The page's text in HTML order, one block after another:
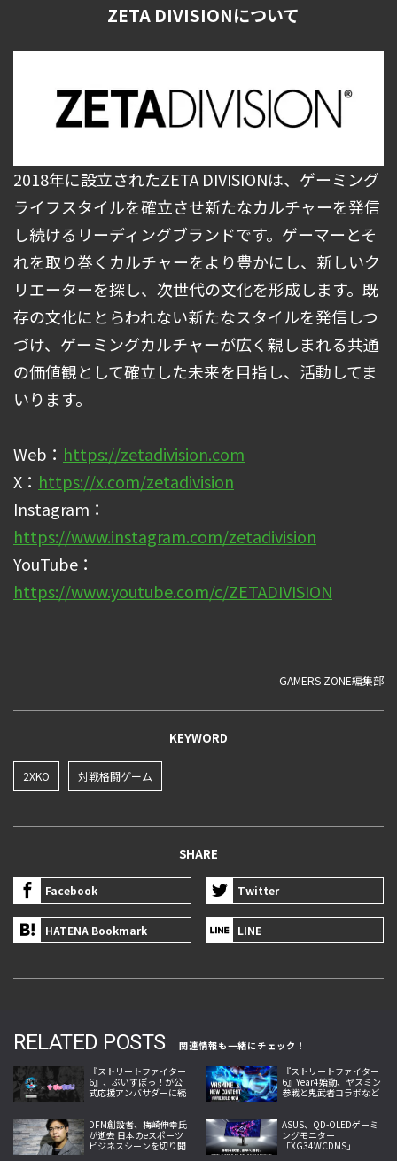
ZETA DIVISIONについて
2018年に設立されたZETA DIVISIONは、ゲーミング
ライフスタイルを確立させ新たなカルチャーを発信
し続けるリーディングブランドです。ゲーマーとそ
れを取り巻くカルチャーをより豊かにし、新しいク
リエーターを探し、次世代の文化を形成します。既
存の文化にとらわれない新たなスタイルを発信しつ
づけ、ゲーミングカルチャーが広く親しまれる共通
の価値観として確立した未来を目指し、活動してま
いります。
Web： https://zetadivision.com
X： https://x.com/zetadivision
Instagram：
https://www.instagram.com/zetadivision
YouTube：
https://www.youtube.com/c/ZETADIVISION
GAMERS ZONE編集部
KEYWORD
2XKO 対戦格闘ゲーム
SHARE
Facebook Twitter
HATENA Bookmark LINE
RELATED POSTS
関連情報も一緒にチェック！
『ストリートファイター
6』、ぶいすぽっ！が公
式応援アンバサダーに続
『ストリートファイター
6』Year4始動、ヤスミン
参戦と鬼武者コラボなど
DFM創設者、梅崎伸幸氏
が逝去 日本のeスポーツ
ビジネスシーンを切り開
ASUS、QD-OLEDゲーミ
ングモニター
「XG34WCDMS」